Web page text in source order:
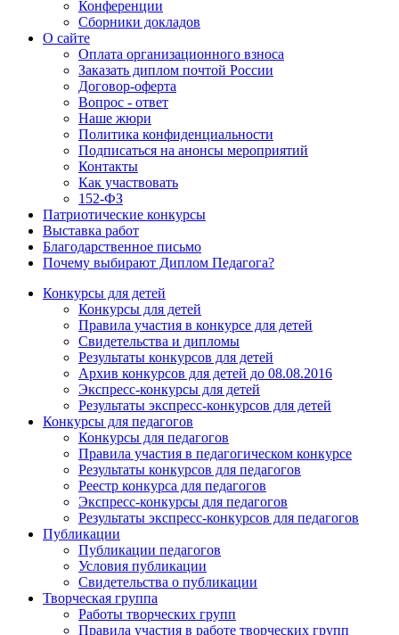
Конференции
Сборники докладов
О сайте
Оплата организационного взноса
Заказать диплом почтой России
Договор-оферта
Вопрос - ответ
Наше жюри
Политика конфиденциальности
Подписаться на анонсы мероприятий
Контакты
Как участвовать
152-ФЗ
Патриотические конкурсы
Выставка работ
Благодарственное письмо
Почему выбирают Диплом Педагога?
Конкурсы для детей
Конкурсы для детей
Правила участия в конкурсе для детей
Свидетельства и дипломы
Результаты конкурсов для детей
Архив конкурсов для детей до 08.08.2016
Экспресс-конкурсы для детей
Результаты экспресс-конкурсов для детей
Конкурсы для педагогов
Конкурсы для педагогов
Правила участия в педагогическом конкурсе
Результаты конкурсов для педагогов
Реестр конкурса для педагогов
Экспресс-конкурсы для педагогов
Результаты экспресс-конкурсов для педагогов
Публикации
Публикации педагогов
Условия публикации
Свидетельства о публикации
Творческая группа
Работы творческих групп
Правила участия в работе творческих групп